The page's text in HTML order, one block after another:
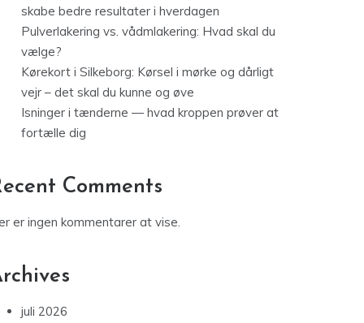
skabe bedre resultater i hverdagen
Pulverlakering vs. vådmlakering: Hvad skal du
vælge?
Kørekort i Silkeborg: Kørsel i mørke og dårligt
vejr – det skal du kunne og øve
Isninger i tænderne — hvad kroppen prøver at
fortælle dig
Comments
er ingen kommentarer at vise.
juli 2026